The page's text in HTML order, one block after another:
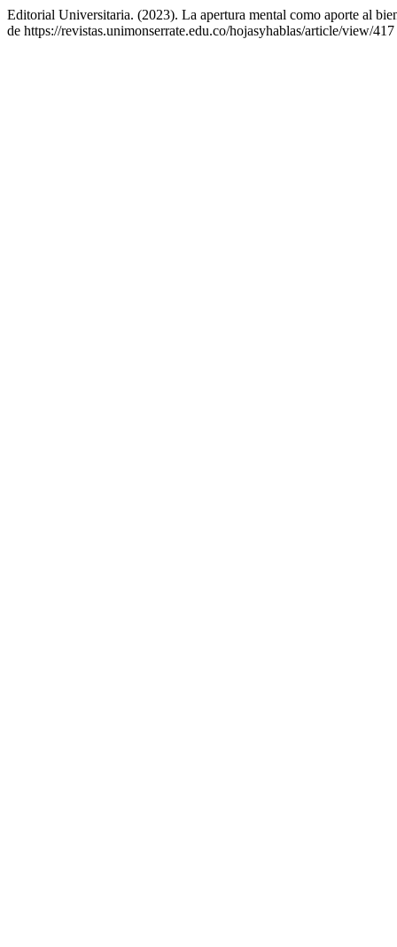
Editorial Universitaria. (2023). La apertura mental como aporte al
de https://revistas.unimonserrate.edu.co/hojasyhablas/article/view/417